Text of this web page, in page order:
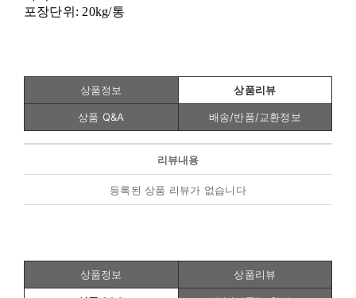
포장단위 : 20kg/통
상품정보 상품리뷰
상품 Q&A 배송/반품/교환정보
리뷰내용
등록된 상품 리뷰가 없습니다
상품정보 상품리뷰